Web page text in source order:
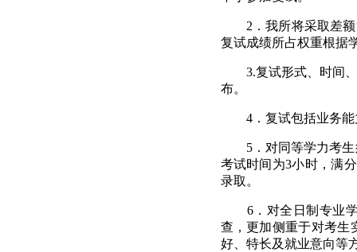
2 ．我所将采取差
复试成绩所占权重根据
3.复试形式、时间
布。
4．复试包括业务
5．对同等学力考
考试时间为3小时，满
录取。
6．对全日制专业
查，更加侧重于对考生
好、特长及就业意向等